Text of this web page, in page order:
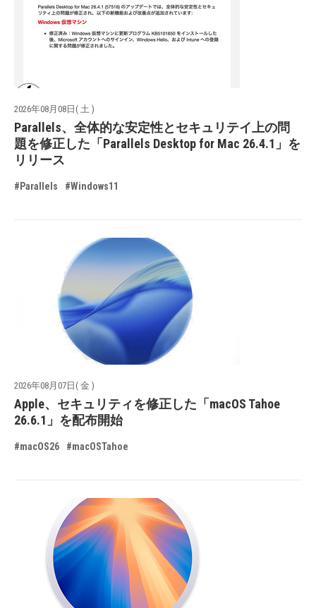
2026年08月08日( 土 )
Parallels、全体的な安定性とセキュリテイ上の問
題を修正した「Parallels Desktop for Mac 26.4.1」を
リリース
#Parallels #Windows11
2026年08月07日( 金 )
Apple、セキュリティを修正した「macOS Tahoe
26.6.1」を配布開始
#macOS26 #macOSTahoe